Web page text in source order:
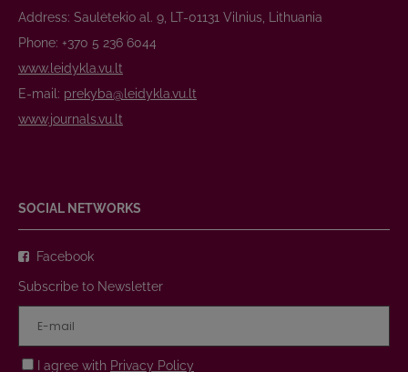
Address: Saulėtekio al. 9, LT-01131 Vilnius, Lithuania
Phone: +370 5 236 6044
www.leidykla.vu.lt
E-mail: prekyba@leidykla.vu.lt
www.journals.vu.lt
SOCIAL NETWORKS
Facebook
Subscribe to Newsletter
I agree with Privacy Policy